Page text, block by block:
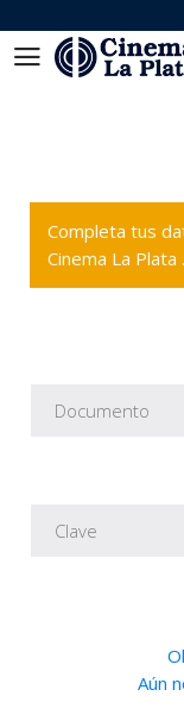
Completa tus
Cinema La Plata .
Aún